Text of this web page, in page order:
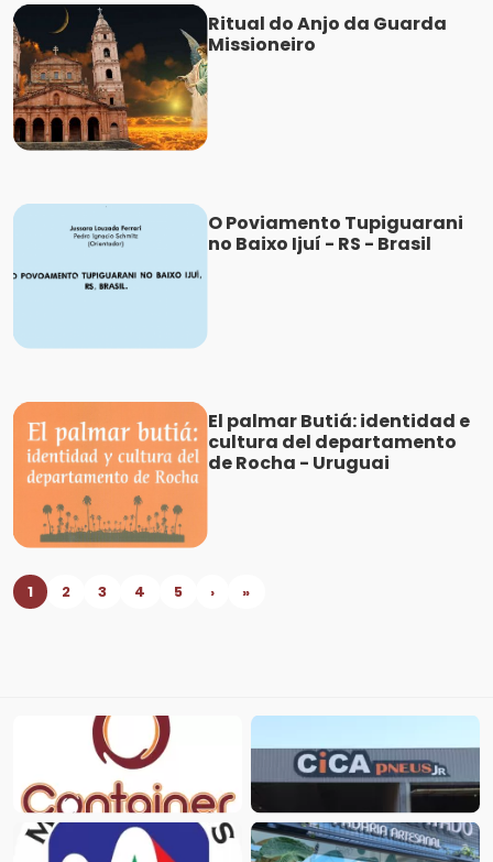
Ritual do Anjo da Guarda
Missioneiro
O Poviamento Tupiguarani
no Baixo Ijuí - RS - Brasil
El palmar Butiá: identidad e
cultura del departamento
de Rocha - Uruguai
1 2 3 4 5 › »